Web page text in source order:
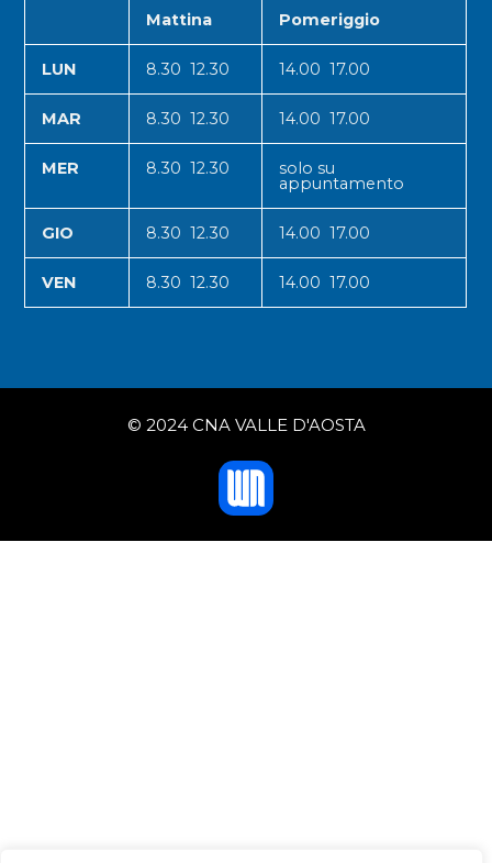
Mattina Pomeriggio
LUN 8.30 12.30 14.00 17.00
MAR 8.30 12.30 14.00 17.00
MER 8.30 12.30 solo su
appuntamento
GIO 8.30 12.30 14.00 17.00
VEN 8.30 12.30 14.00 17.00
© 2024 CNA VALLE D'AOSTA